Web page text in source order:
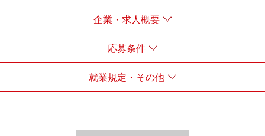
企業・求人概要
応募条件
就業規定・その他